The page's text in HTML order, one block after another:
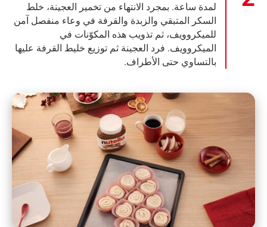
لمدة ساعة. بمجرد الانتهاء من تخمير العجينة، خلط
السكر المتبقي والزبدة والقرفة في وعاء منفصل آمن
للميكروويف، ثم تذويب هذه المكوّنات في
الميكروويف. فرد العجينة ثم توزيع خليط القرفة عليها
بالتساوي حتى الأطراف.